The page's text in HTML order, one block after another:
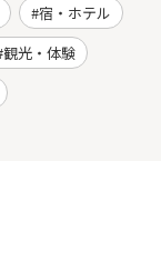
宿・ホテル
観光・体験